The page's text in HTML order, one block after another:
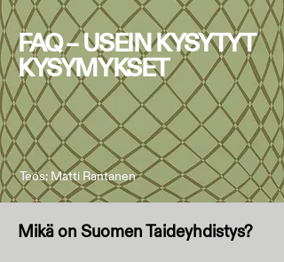
FAQ – USEIN KYSYTYT
KYSYMYKSET
Teos: Matti Rantanen
Mikä on Suomen Taideyhdistys?